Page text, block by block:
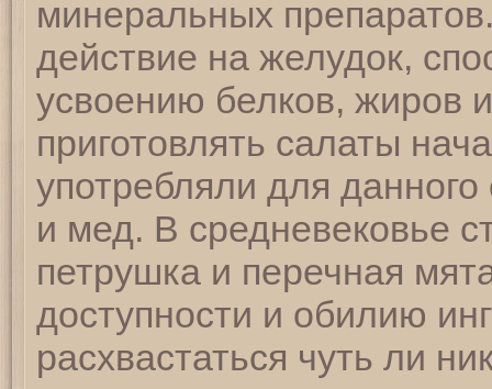
минеральных
действие на желудок,
усвоению белков, жиров
приготовлять салаты
употребляли для
и мед. В средневековье
петрушка и перечная
доступности и обилию
расхвастаться чуть ли